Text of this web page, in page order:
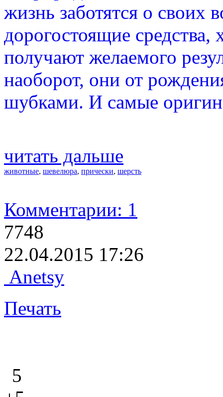
жизнь заботятся о своих
дорогостоящие
получают желаемого
наоборот, они от
шубками. И самые
читать дальше
животные, шевелюра, прически, шерсть
Комментарии: 1
7748
22.04.2015 17:26
Anetsy
Печать
5